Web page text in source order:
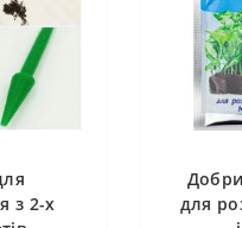
з 2-х
для